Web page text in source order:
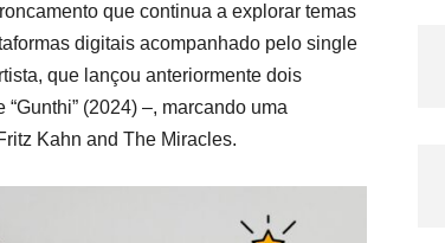
que continua a explorar temas
digitais acompanhado pelo single
que lançou anteriormente dois
“Gunthi” (2024) –, marcando uma
Kahn and The Miracles.